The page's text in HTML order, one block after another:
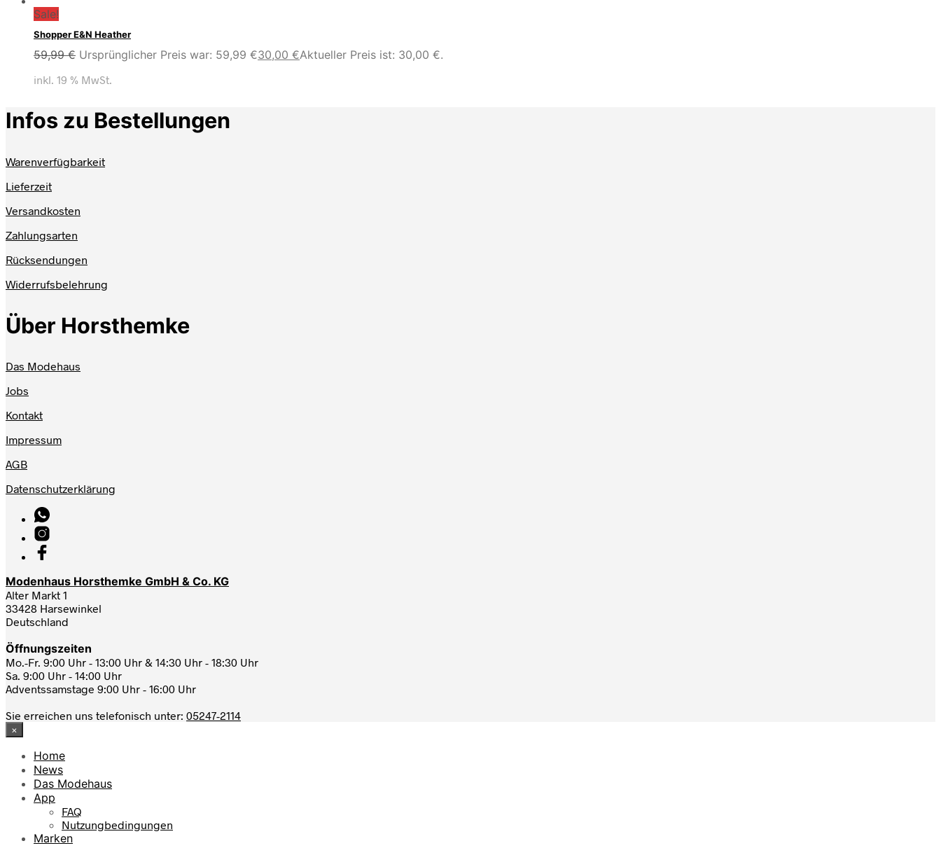
Sale!
Shopper E&N Heather
59,99€ Ursprünglicher Preis war: 59,99 €30,00 €Aktueller Preis ist: 30,00 €.
inkl. 19 % MwSt.
Infos zu Bestellungen
Warenverfügbarkeit
Lieferzeit
Versandkosten
Zahlungsarten
Rücksendungen
Widerrufsbelehrung
Über Horsthemke
Das Modehaus
Jobs
Kontakt
Impressum
AGB
Datenschutzerklärung
Modenhaus Horsthemke GmbH & Co. KG
Alter Markt 1
33428 Harsewinkel
Deutschland
Öffnungszeiten
Mo.-Fr. 9:00 Uhr - 13:00 Uhr & 14:30 Uhr - 18:30 Uhr
Sa. 9:00 Uhr - 14:00 Uhr
Adventssamstage 9:00 Uhr - 16:00 Uhr
Sie erreichen uns telefonisch unter: 05247-2114
×
Home
News
Das Modehaus
App
FAQ
Nutzungbedingungen
Marken